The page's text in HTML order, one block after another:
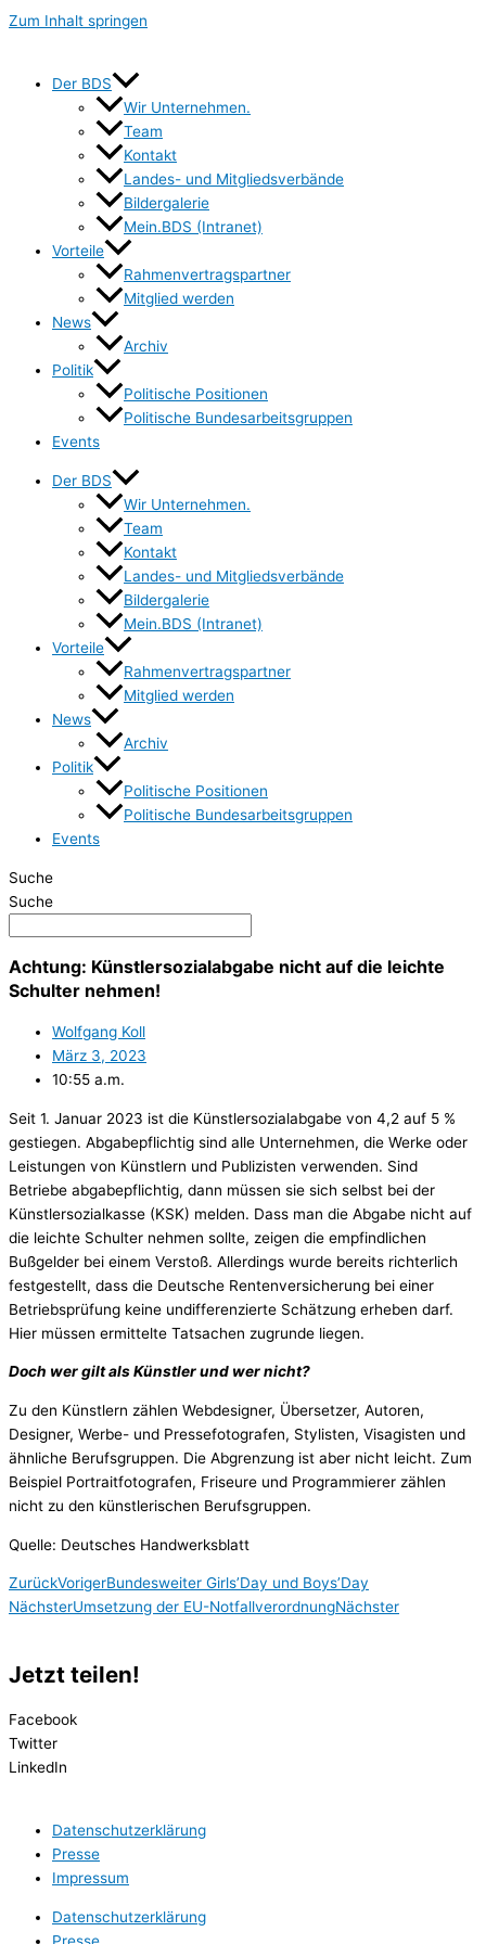
Zum Inhalt springen
Der BDS
Wir Unternehmen.
Team
Kontakt
Landes- und Mitgliedsverbände
Bildergalerie
Mein.BDS (Intranet)
Vorteile
Rahmenvertragspartner
Mitglied werden
News
Archiv
Politik
Politische Positionen
Politische Bundesarbeitsgruppen
Events
Der BDS
Wir Unternehmen.
Team
Kontakt
Landes- und Mitgliedsverbände
Bildergalerie
Mein.BDS (Intranet)
Vorteile
Rahmenvertragspartner
Mitglied werden
News
Archiv
Politik
Politische Positionen
Politische Bundesarbeitsgruppen
Events
Suche
Suche
Achtung: Künstlersozialabgabe nicht auf die leichte
Schulter nehmen!
Wolfgang Koll
März 3, 2023
10:55 a.m.
Seit 1. Januar 2023 ist die Künstlersozialabgabe von 4,2 auf 5 %
gestiegen. Abgabepflichtig sind alle Unternehmen, die Werke oder
Leistungen von Künstlern und Publizisten verwenden. Sind
Betriebe abgabepflichtig, dann müssen sie sich selbst bei der
Künstlersozialkasse (KSK) melden. Dass man die Abgabe nicht auf
die leichte Schulter nehmen sollte, zeigen die empfindlichen
Bußgelder bei einem Verstoß. Allerdings wurde bereits richterlich
festgestellt, dass die Deutsche Rentenversicherung bei einer
Betriebsprüfung keine undifferenzierte Schätzung erheben darf.
Hier müssen ermittelte Tatsachen zugrunde liegen.
Doch wer gilt als Künstler und wer nicht?
Zu den Künstlern zählen Webdesigner, Übersetzer, Autoren,
Designer, Werbe- und Pressefotografen, Stylisten, Visagisten und
ähnliche Berufsgruppen. Die Abgrenzung ist aber nicht leicht. Zum
Beispiel Portraitfotografen, Friseure und Programmierer zählen
nicht zu den künstlerischen Berufsgruppen.
Quelle: Deutsches Handwerksblatt
ZurückVorigerBundesweiter Girls’Day und Boys’Day
NächsterUmsetzung der EU-NotfallverordnungNächster
Jetzt teilen!
Facebook
Twitter
LinkedIn
Datenschutzerklärung
Presse
Impressum
Datenschutzerklärung
Presse